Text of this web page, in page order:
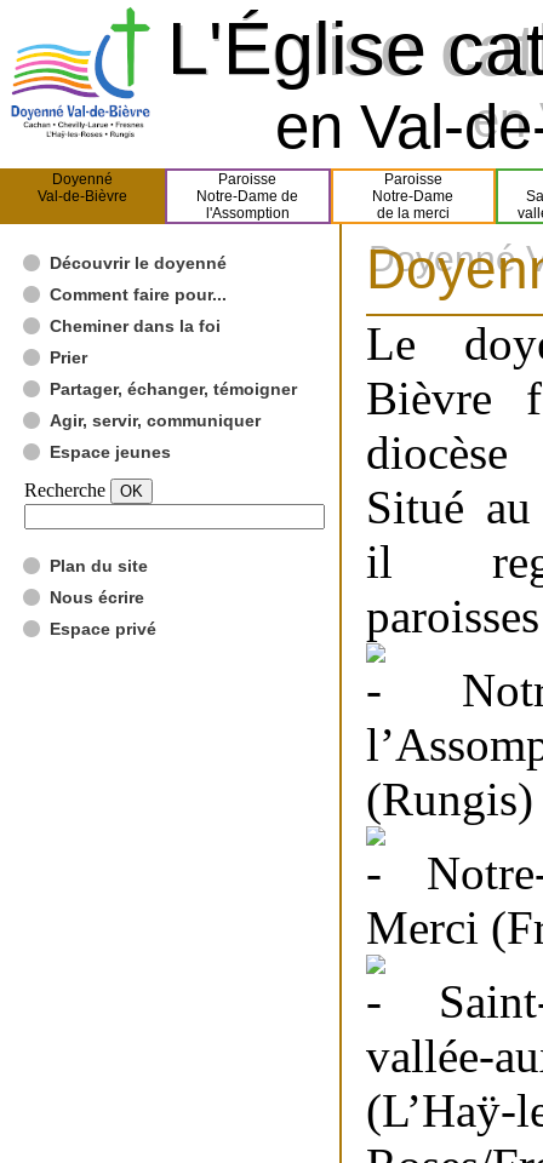
L'Église
L'Église
en
en Val-
Doyenné
Val-de-Bièvre
Paroisse
Notre-Dame de
l'Assomption
Paroisse
Notre-Dame
de la merci
Découvrir le doyenné
Comment faire pour...
Cheminer dans la foi
Prier
Partager, échanger, témoigner
Agir, servir, communiquer
Espace jeunes
Recherche
Plan du site
Nous écrire
Espace privé
Doyenné
Le
Bièvre
Situé
il
Merci
vallée-
(L’Haÿ-